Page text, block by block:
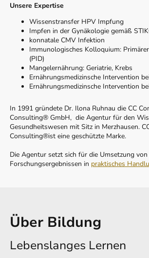
Unsere Expertise
Wissenstransfer HPV Impfung
Impfen in der Gynäkologie gemäß
konnatale CMV Infektion
Immunologisches Kolloquium:
(PID)
Mangelernährung: Geriatrie, Krebs
Ernährungsmedizinsche Intervention
Ernährungsmedizinsche Intervention
In 1991 gründete Dr. Ilona Ruhnau die CC
Consulting® GmbH, die Agentur für den
Gesundheitswesen mit Sitz in Merzhausen.
Consulting® ist eine geschützte Marke.
Die Agentur setzt sich für die Umsetzung von
Forschungsergebnissen in praktisches
Über Bildung
Lebenslanges Lernen